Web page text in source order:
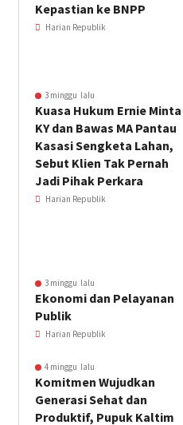
Kepastian ke BNPP
Harian Republik
3 minggu lalu
Kuasa Hukum Ernie Minta
KY dan Bawas MA Pantau
Kasasi Sengketa Lahan,
Sebut Klien Tak Pernah
Jadi Pihak Perkara
Harian Republik
3 minggu lalu
Ekonomi dan Pelayanan
Publik
Harian Republik
4 minggu lalu
Komitmen Wujudkan
Generasi Sehat dan
Produktif, Pupuk Kaltim